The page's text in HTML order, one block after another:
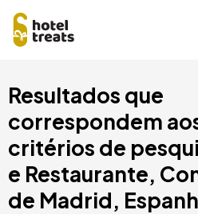
para
conteúdo
principal
Resultados que
correspondem
critérios de
e Restaurante,
de Madrid,